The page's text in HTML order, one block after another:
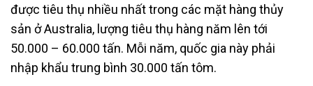
được tiêu thụ nhiều nhất trong các mặt hàng thủy
sản ở Australia, lượng tiêu thụ hàng năm lên tới
50.000 – 60.000 tấn. Mỗi năm, quốc gia này phải
nhập khẩu trung bình 30.000 tấn tôm.